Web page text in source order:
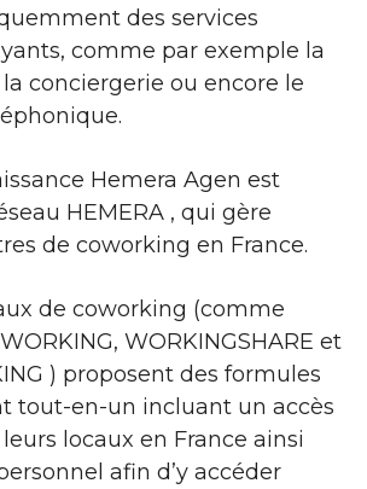
des services
comme par exemple la
conciergerie ou encore le
Hemera Agen est
HEMERA , qui gère
de coworking en France.
de coworking (comme
WORKINGSHARE et
) proposent des formules
tout-en-un incluant un accès
locaux en France ainsi
afin d’y accéder